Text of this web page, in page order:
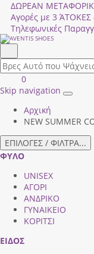
ΔΩΡΕΑΝ ΜΕΤΑΦΟΡΙΚΑ
Αγορές με 3 ΆΤΟΚΕΣ
Τηλεφωνικές
field.search
Είσοδος
|
ΚΑΛΑΘΙ
ΑΓΟΡΩΝ
0
Skip navigation
Toggle
Αρχική
NEW SUMMER
ΕΠΙΛΟΓΕΣ / ΦΙΛΤΡΑ...
ΦΥΛΟ
UNISEX
ΑΓΟΡΙ
ΑΝΔΡΙΚΟ
ΓΥΝΑΙΚΕΙΟ
ΚΟΡΙΤΣΙ
ΕΙΔΟΣ